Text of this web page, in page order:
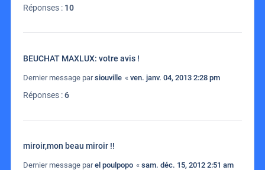
Réponses : 10
BEUCHAT MAXLUX: votre avis !
Dernier message parsiouville « ven. janv. 04, 2013 2:28 pm
Réponses :6
miroir,mon beau miroir !!
Dernier message parel poulpopo « sam. déc. 15, 2012 2:51 am